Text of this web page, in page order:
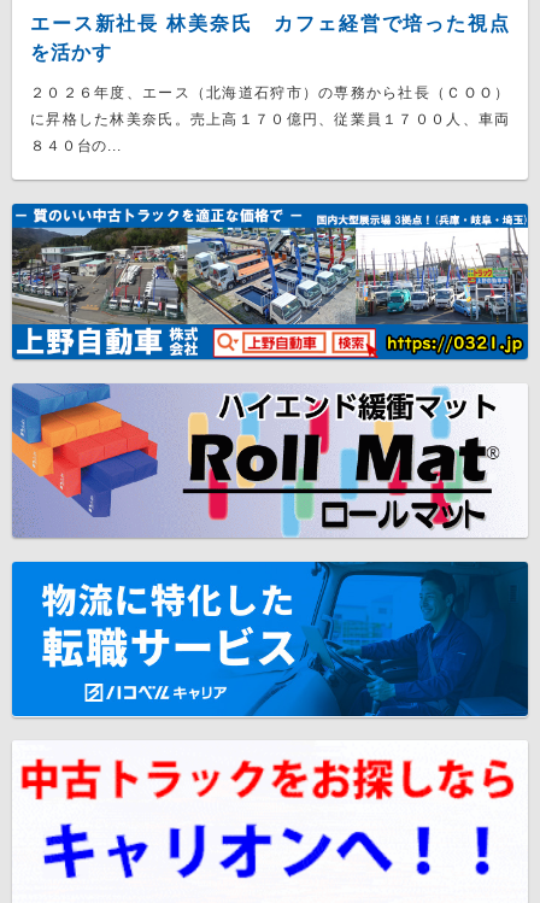
エース新社長 林美奈氏 カフェ経営で培った視点
を活かす
２０２６年度、エース（北海道石狩市）の専務から社長（ＣＯＯ）
に昇格した林美奈氏。売上高１７０億円、従業員１７００人、車両
８４０台の...